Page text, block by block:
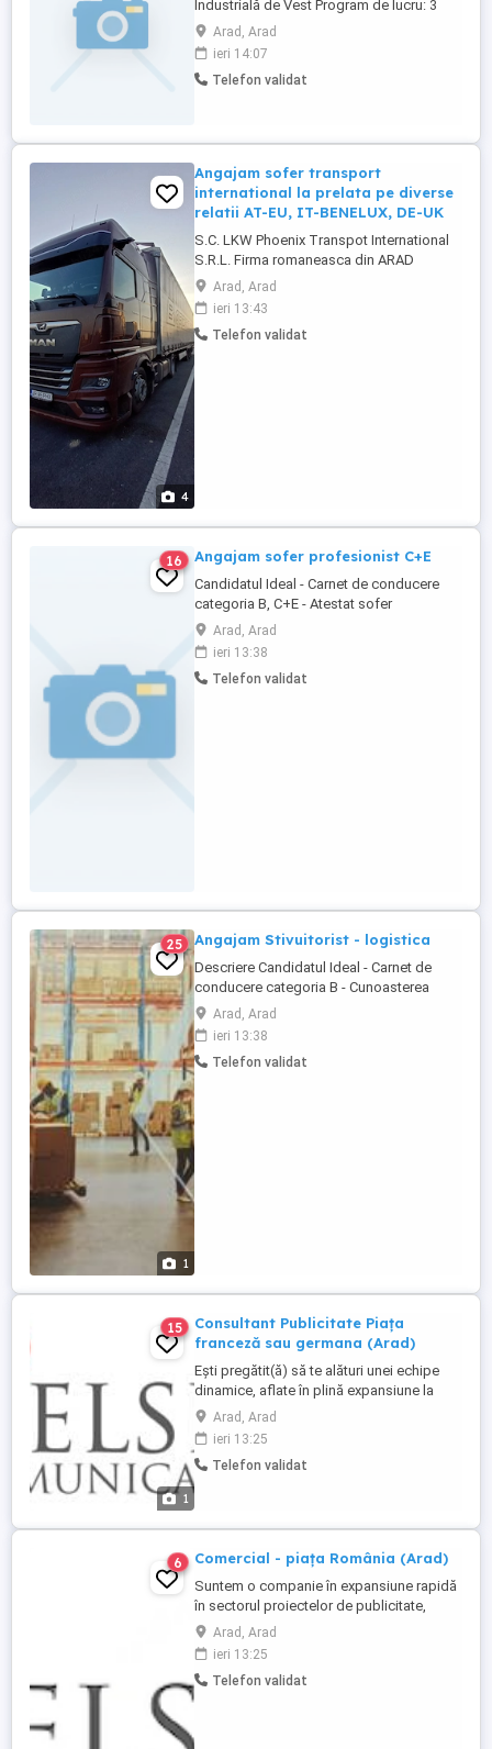
Industrială de Vest Program de lucru: 3
schimburi Cerințe: Studii medii (liceu sau
școală profesională) Cunoștințe SAP sau
cunoștințe generale de utilizare a
calculatorului Autorizație ISCIR pentru
Arad, Arad
ieri 14:07
Telefon validat
4
Angajam sofer transport
international la prelata pe diverse
relatii AT-EU, IT-BENELUX, DE-UK
S.C. LKW Phoenix Transpot International
S.R.L. Firma romaneasca din ARAD
Angajam Sofer cu Experienta pentru
Comunitate . Sintem o firma din Arad
infiintata in martie 2016 si detinem 20
capuri tractor marca MAN TGX 18480-
Arad, Arad
ieri 13:43
Telefon validat
16 Angajam sofer profesionist C+E
Candidatul Ideal - Carnet de conducere
categoria B, C+E - Atestat sofer
profesionist pentru transport marfuri
Descrierea Jobului - Transport local Arad
- Program de lucru : in ture Beneficii -
pachet salarial motivant - bonuri de masa -
Arad, Arad
ieri 13:38
Telefon validat
1
25 Angajam Stivuitorist - logistica
Descriere Candidatul Ideal - Carnet de
conducere categoria B - Cunoasterea
normelor legale in materie de transporturi
rutiere - Atestat Stivuitorist - Studii medii -
Abilitati aritmetice de baza -
Disponibilitate de a lucra in schimburi -
Arad, Arad
ieri 13:38
Telefon validat
1
15
Consultant Publicitate Piața
franceză sau germana (Arad)
Ești pregătit(ă) să te alături unei echipe
dinamice, aflate în plină expansiune la
nivel internațional? Nielsen
Communication își extinde echipa și caută
noi talente pentru rolul de Consultant
Publicitate & Marketing, axat pe piața
Arad, Arad
ieri 13:25
Telefon validat
6 Comercial - piața România (Arad)
Suntem o companie în expansiune rapidă
în sectorul proiectelor de publicitate,
activă în toată Europa cu 4 birouri.
Susținem companiile prin soluții de
publicitate cu o metodă consolidată și
câștigătoare de peste 26 de ani. Pentru a
Arad, Arad
ieri 13:25
Telefon validat